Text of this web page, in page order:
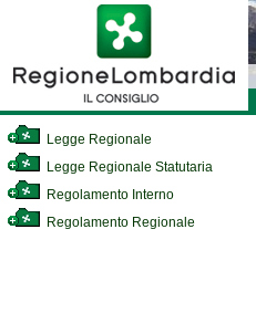
Legge Regionale
Legge Regionale Statutaria
Regolamento Interno
Regolamento Regionale